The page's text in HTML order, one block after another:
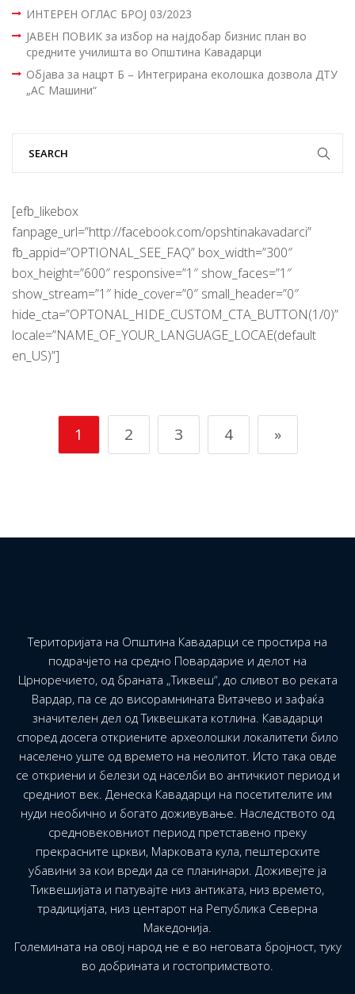
ИНТЕРЕН ОГЛАС БРОЈ 03/2023
ЈАВЕН ПОВИК за избор на најдобар бизнис план во
средните училишта во Општина Кавадарци
Објава за нацрт Б – Интегрирана еколошка дозвола ДТУ
„АС Машини“
[efb_likebox
fanpage_url=”http://facebook.com/opshtinakavadarci”
fb_appid=”OPTIONAL_SEE_FAQ” box_width=”300″
box_height=”600″ responsive=”1″ show_faces=”1″
show_stream=”1″ hide_cover=”0″ small_header=”0″
hide_cta=”OPTONAL_HIDE_CUSTOM_CTA_BUTTON(1/0)”
locale=”NAME_OF_YOUR_LANGUAGE_LOCAE(default
en_US)”]
1 2 3 4 »
Територијата на Општина Кавадарци се простира на
подрачјето на средно Повардарие и делот на
Црноречието, од браната „Тиквеш“, до сливот во реката
Вардар, па се до висорамнината Витачево и зафаќа
значителен дел од Тиквешката котлина. Кавадарци
според досега откриените археолошки локалитети било
населено уште од времето на неолитот. Исто така овде
се откриени и белези од населби во античкиот период и
средниот век. Денеска Кавадарци на посетителите им
нуди необично и богато доживување. Наследството од
средновековниот период претставено преку
прекрасните цркви, Марковата кула, пештерските
убавини за кои вреди да се планинари. Доживејте ја
Тиквешијата и патувајте низ антиката, низ времето,
традицијата, низ центарот на Република Северна
Македонија.
Големината на овој народ не е во неговата бројност, туку
во добрината и гостопримството.